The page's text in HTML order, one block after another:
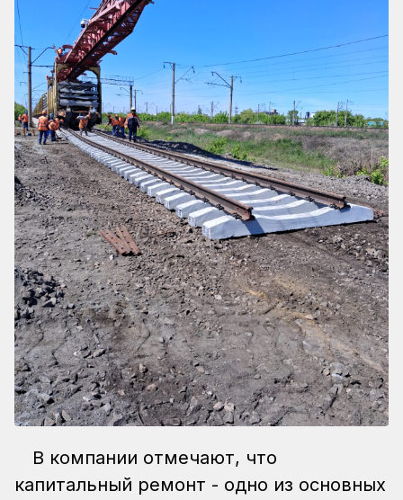
В компании отмечают, что
капитальный ремонт - одно из основных